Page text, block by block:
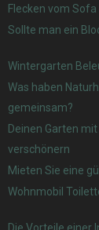
Flecken vom Sofa
Sollte man ein
Wintergarten
Was haben
gemeinsam?
Deinen Garten
verschönern
Mieten Sie eine
Wohnmobil
Die Vorteile einer